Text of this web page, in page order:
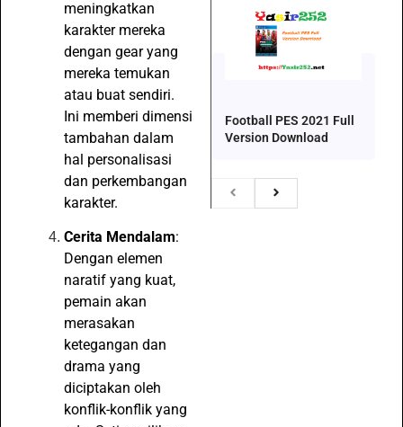
meningkatkan
karakter mereka
dengan gear yang
mereka temukan
atau buat sendiri.
Ini memberi dimensi
tambahan dalam
hal personalisasi
dan perkembangan
karakter.
Cerita Mendalam:
Dengan elemen
naratif yang kuat,
pemain akan
merasakan
ketegangan dan
drama yang
diciptakan oleh
konflik-konflik yang
Football PES 2021 Full
Version Download